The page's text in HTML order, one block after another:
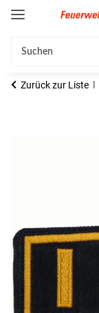
Zurück zur Liste